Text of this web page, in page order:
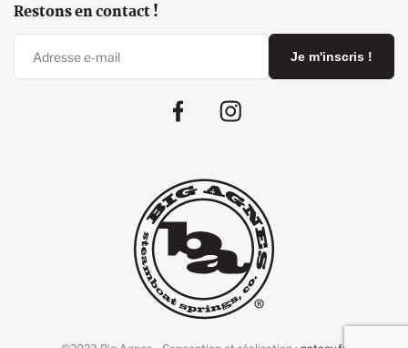
Restons en contact !
Je m'inscris !
Facebook